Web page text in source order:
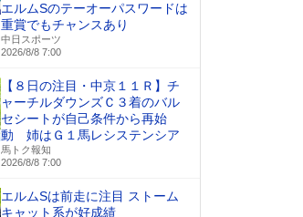
エルムSのテーオーパスワードは
重賞でもチャンスあり
中日スポーツ
2026/8/8 7:00
【８日の注目・中京１１Ｒ】チ
ャーチルダウンズＣ３着のバル
セシートが自己条件から再始
動 姉はＧ１馬レシステンシア
馬トク報知
2026/8/8 7:00
エルムSは前走に注目 ストーム
キャット系が好成績